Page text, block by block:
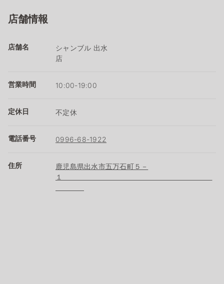
店舗情報
店舗名
シャンブル 出水
店
営業時間 10:00-19:00
定休日 不定休
電話番号 0996-68-1922
住所
鹿児島県出水市五万石町５－
１